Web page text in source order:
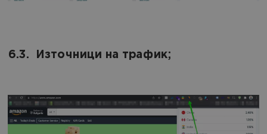
6.3. Източници на трафик;